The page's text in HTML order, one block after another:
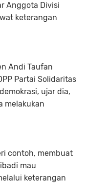
Anggota Divisi
keterangan
Andi Taufan
Partai Solidaritas
ujar dia,
melakukan
contoh, membuat
mau
keterangan